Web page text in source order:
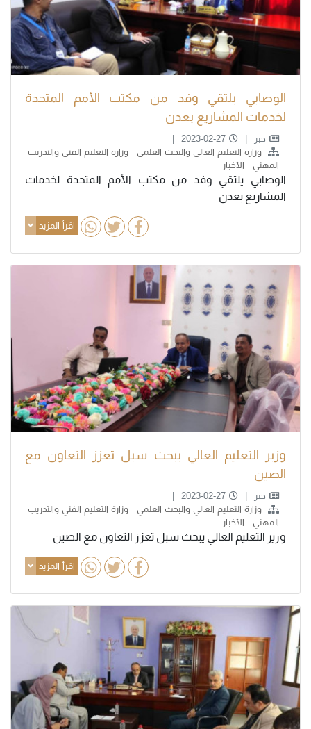
الوصابي يلتقي وفد من مكتب الأمم المتحدة
لخدمات المشاريع بعدن
خبر
2023-02-27
وزارة التعليم العالي والبحث العلمي
وزارة التعليم الفني والتدريب
المهني
الأخبار
الوصابي يلتقي وفد من مكتب الأمم المتحدة لخدمات
المشاريع بعدن
اقرأ المزيد
وزير التعليم العالي يبحث سبل تعزز التعاون مع
الصين
خبر
2023-02-27
وزارة التعليم العالي والبحث العلمي
وزارة التعليم الفني والتدريب
المهني
الأخبار
وزير التعليم العالي يبحث سبل تعزز التعاون مع الصين
اقرأ المزيد